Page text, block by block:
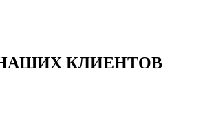
КЛИЕНТОВ